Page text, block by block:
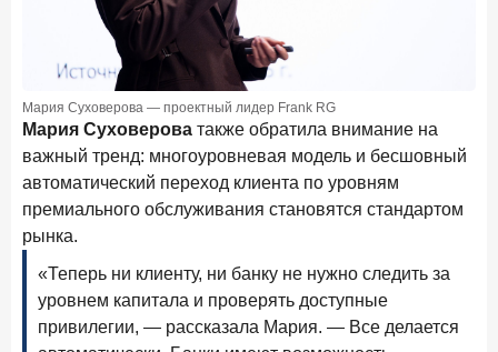
Ипотека. Итоги работы крупнейших ипотечных банков
в марте 2026 года
15 апреля 2026 года
Рынок подписок 2026: от гонки за объёмами к битве за
привычку
15 апреля 2026 года ИССЛЕДОВАНИЕ
Маркетинговые акции брокеров: обзор механик и
трендов
7 апреля 2026 года ИССЛЕДОВАНИЕ
Мария Суховерова — проектный лидер Frank RG
Мария Суховерова также обратила внимание на
важный тренд: многоуровневая модель и бесшовный
автоматический переход клиента по уровням
премиального обслуживания становятся стандартом
рынка.
«Теперь ни клиенту, ни банку не нужно следить за
уровнем капитала и проверять доступные
привилегии, — рассказала Мария. — Все делается